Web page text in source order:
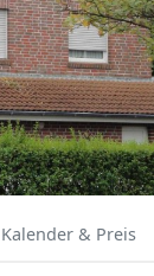
Kalender & Preis